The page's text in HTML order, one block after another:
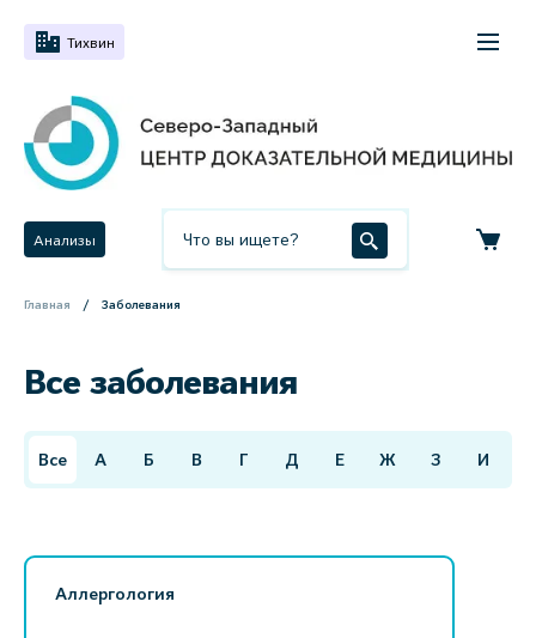
Тихвин
Анализы
Главная Заболевания
Все заболевания
Все А Б В Г Д Е Ж З И
Аллергология